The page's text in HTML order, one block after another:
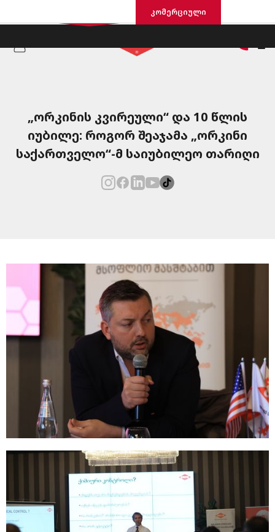
კომერციული
„ორკინის კვირეული“ და 10 წლის
იუბილე: როგორ შეაჯამა „ორკინი
საქართველო“-მ საიუბილეო თარიღი